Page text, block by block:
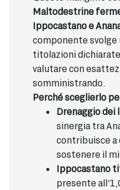
Maltodestrine
Ippocastano e
componente
titolazioni
valutare con
somministrando.
Perché sceglierlo
Drenaggio
sinergia tra
contribuisce a
sostenere il
Ippocastano
presente